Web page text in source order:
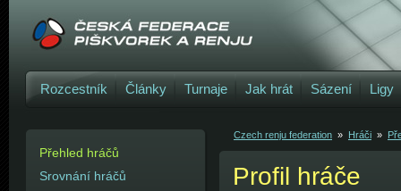
Profil hráče
Přehled hráčů
Srovnání hráčů
Czech renju federation » Hráči »
Rozcestník Články Turnaje Jak hrát Sázení Ligy